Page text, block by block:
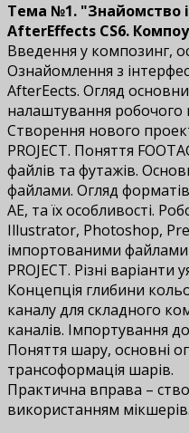
Тема №1. "Знайомство
AfterEffects CS6.
Введення у композинг,
Ознайомлення з
AfterEffects. Огляд
налаштування робочого
Створення нового
PROJECT. Поняття
файлів та футажів.
файлами. Огляд
АЕ, та їх особливості.
Illustrator, Photoshop,
імпортованими
PROJECT. Різні варіанти
Концепція глибини
каналу для складного
каналів. Імпортування
Поняття шару, основні
трансоформація шарів.
Практична вправа –
використанням мікшерів.